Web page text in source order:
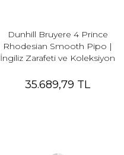
Dunhill Bruyere 4 Prince
Rhodesian Smooth Pipo |
İngiliz Zarafeti ve Koleksiyon
35.689,79 TL